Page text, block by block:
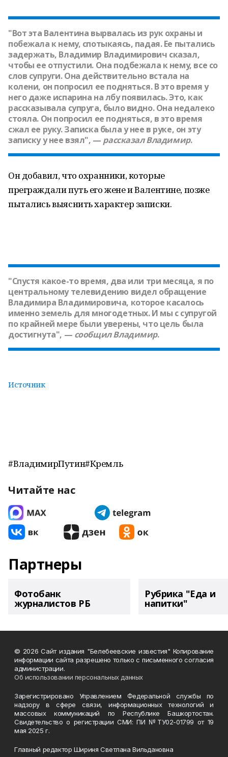
"Вот эта Валентина вырвалась из рук охраны и
побежала к нему, спотыкаясь, падая. Ее пытались
задержать, Владимир Владимирович сказал,
чтобы ее отпустили. Она подбежала к нему, все со
слов супруги. Она действительно встала на
колени, он попросил ее подняться. В это время у
него даже испарина на лбу появилась. Это, как
рассказывала супруга, было видно. Она недалеко
стояла. Он попросил ее подняться, в это время
сжал ее руку. Записка была у нее в руке, он эту
записку у нее взял", — рассказалВладимир.
Он добавил, что охранники, которые
преграждали путь его жене и Валентине, позже
пытались выяснить характер записки.
"Спустя какое-то время, два или три месяца, я по
центральному телевидению видел обращение
Владимира Владимировича, которое касалось
именно земель для многодетных. И мы с супругой
по крайней мере были уверены, что цель была
достигнута", — сообщилВладимир.
Источник
#ВладимирПутин#Кремль
Читайте нас
Партнеры
Фотобанк
журналистов РБ
Рубрика "Еда и
напитки"
© 2026 Сайт издания "Белебеевские известия" Копирование
информации сайта разрешено только с письменного согласия
администрации.
Об использовании персональных данных
Зарегистрировано Управлением Федеральной службы по
надзору в сфере связи, информационных технологий и
массовых коммуникаций по Республике Башкортостан.
Свидетельство о регистрации СМИ: ПИ №ТУ02-01799 от 19
мая 2025 г.
Главный редактор Шириня Светлана Вильдановна